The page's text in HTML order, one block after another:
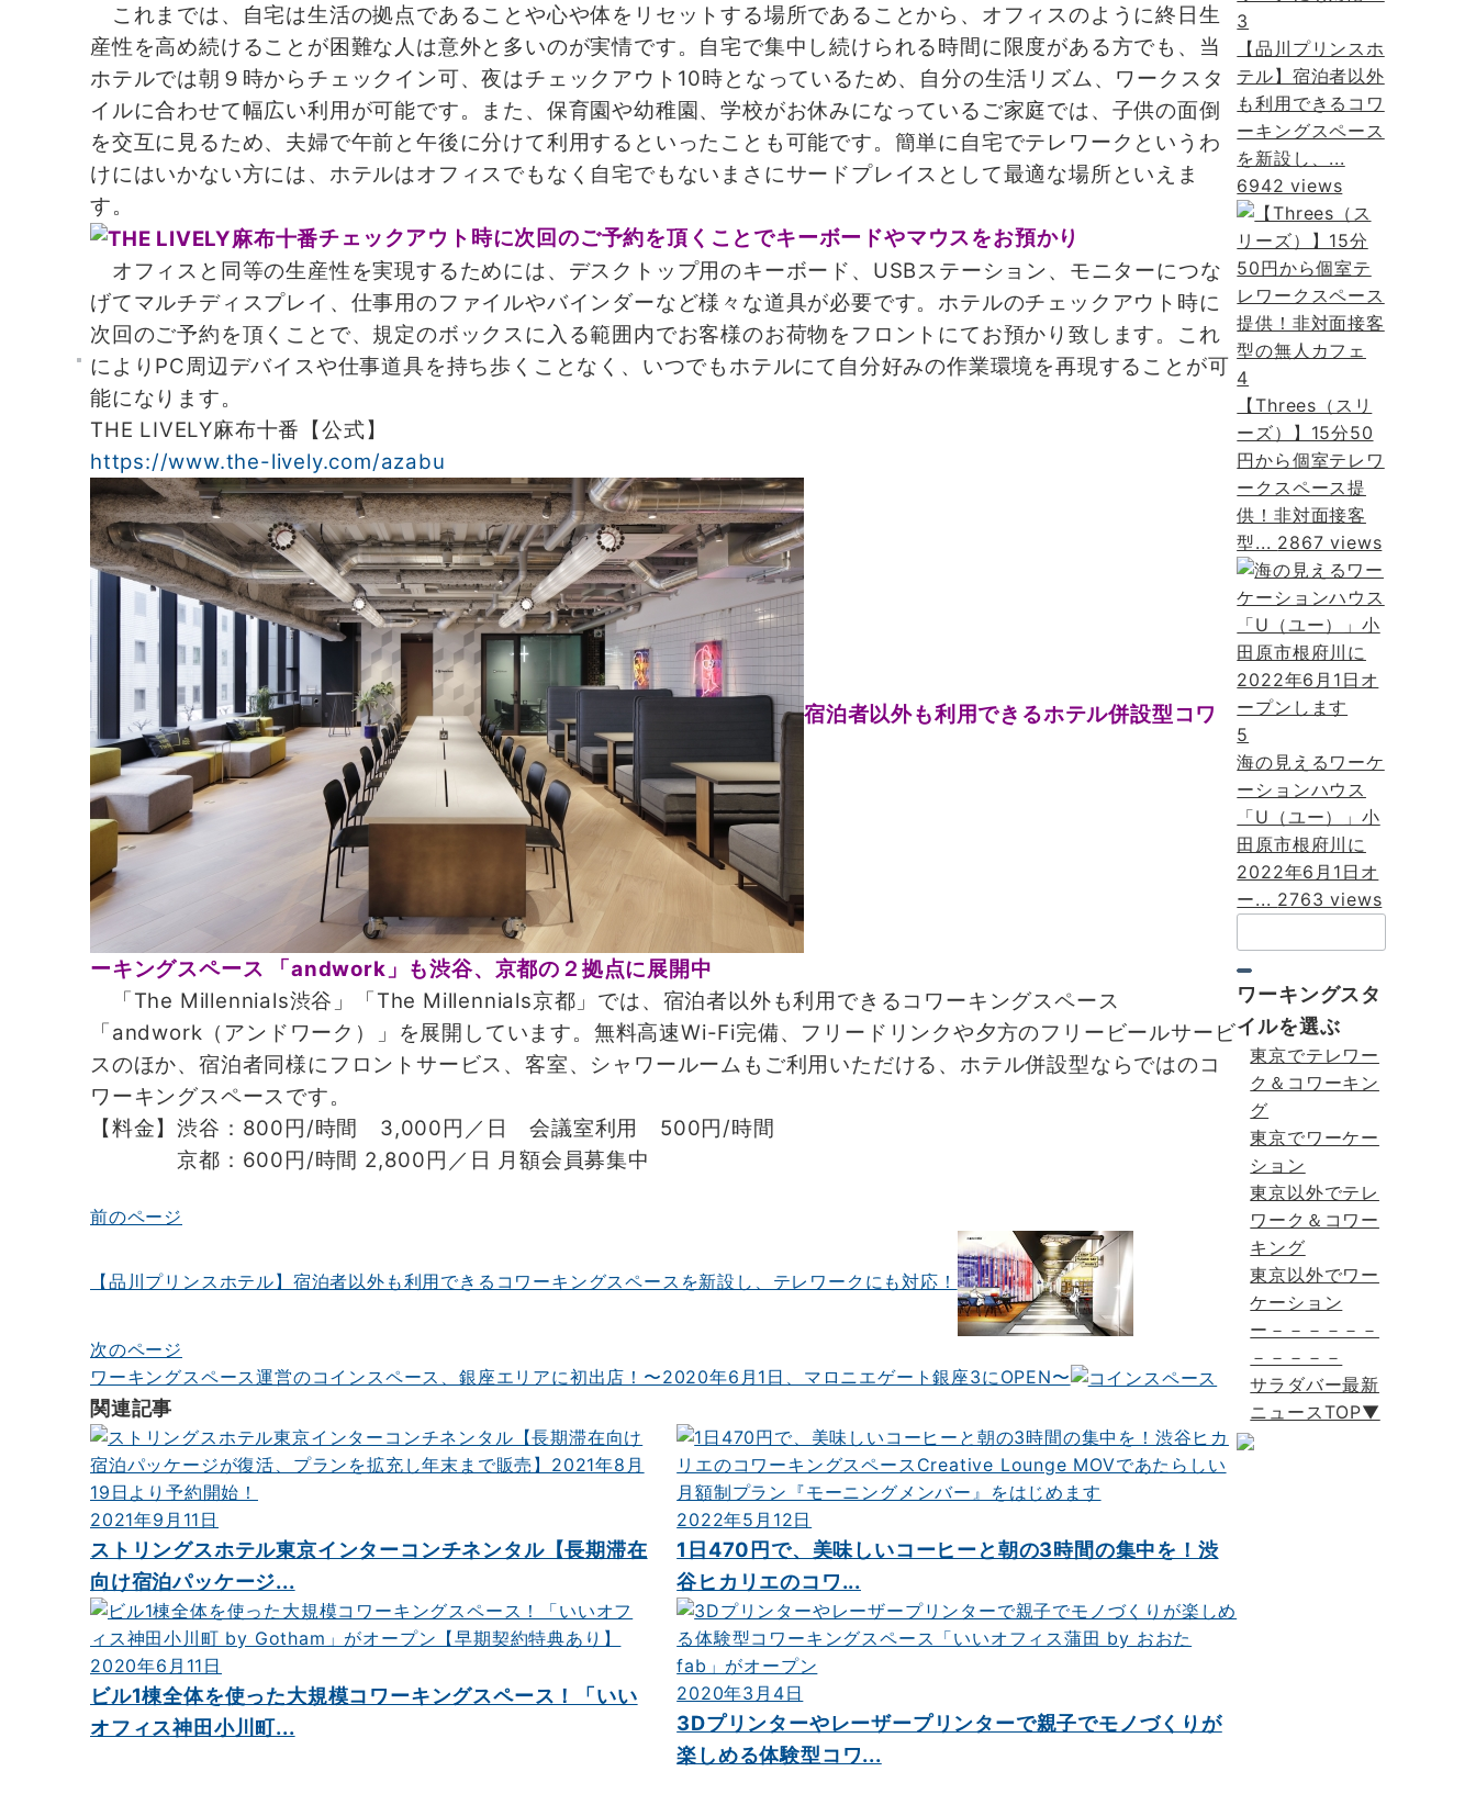
これまでは、自宅は生活の拠点であることや心や体をリセットする場所であることから、オフィスのように終日生
産性を高め続けることが困難な人は意外と多いのが実情です。自宅で集中し続けられる時間に限度がある方でも、当
ホテルでは朝９時からチェックイン可、夜はチェックアウト10時となっているため、自分の生活リズム、ワークスタ
イルに合わせて幅広い利用が可能です。また、保育園や幼稚園、学校がお休みになっているご家庭では、子供の面倒
を交互に見るため、夫婦で午前と午後に分けて利用するといったことも可能です。簡単に自宅でテレワークというわ
けにはいかない方には、ホテルはオフィスでもなく自宅でもないまさにサードプレイスとして最適な場所といえま
す。
チェックアウト時に次回のご予約を頂くことでキーボードやマウスをお預かり
オフィスと同等の生産性を実現するためには、デスクトップ用のキーボード、USBステーション、モニターにつな
げてマルチディスプレイ、仕事用のファイルやバインダーなど様々な道具が必要です。ホテルのチェックアウト時に
次回のご予約を頂くことで、規定のボックスに入る範囲内でお客様のお荷物をフロントにてお預かり致します。これ
によりPC周辺デバイスや仕事道具を持ち歩くことなく、いつでもホテルにて自分好みの作業環境を再現することが可
能になります。
THE LIVELY麻布十番【公式】
https://www.the-lively.com/azabu
宿泊者以外も利用できるホテル併設型コワ
ーキングスペース 「andwork」も渋谷、京都の２拠点に展開中
「The Millennials渋谷」「The Millennials京都」では、宿泊者以外も利用できるコワーキングスペース
「andwork（アンドワーク）」を展開しています。無料高速Wi-Fi完備、フリードリンクや夕方のフリービールサービ
スのほか、宿泊者同様にフロントサービス、客室、シャワールームもご利用いただける、ホテル併設型ならではのコ
ワーキングスペースです。
【料金】渋谷：800円/時間 3,000円／日 会議室利用 500円/時間
京都：600円/時間 2,800円／日 月額会員募集中
投
ナ
ゲ
ー
シ
ョ
ン
前のページ
【品川プリンスホテル】宿泊者以外も利用できるコワーキングスペースを新設し、テレワークにも対応！
次のページ
ワーキングスペース運営のコインスペース、銀座エリアに初出店！〜2020年6月1日、マロニエゲート銀座3にOPEN〜
関連記事
2021年9月11日
ストリングスホテル東京インターコンチネンタル【長期滞在
向け宿泊パッケージ...
2022年5月12日
1日470円で、美味しいコーヒーと朝の3時間の集中を！渋
谷ヒカリエのコワ...
2020年6月11日
ビル1棟全体を使った大規模コワーキングスペース！「いい
オフィス神田小川町...
2020年3月4日
3Dプリンターやレーザープリンターで親子でモノづくりが
楽しめる体験型コワ...
3
【品川プリンスホ
テル】宿泊者以外
も利用できるコワ
ーキングスペース
を新設し、...
6942 views
4
【Threes（スリ
ーズ）】15分50
円から個室テレワ
ークスペース提
供！非対面接客
型... 2867 views
5
海の見えるワーケ
ーションハウス
「U（ユー）」小
田原市根府川に
2022年6月1日オ
ー... 2763 views
索：
ワーキングスタ
イルを選ぶ
東京でテレワー
ク＆コワーキン
グ
東京でワーケー
ション
東京以外でテレ
ワーク＆コワー
キング
東京以外でワー
ケーション
ー－－－－－－
－－－－－
サラダバー最新
ニュースTOP▼